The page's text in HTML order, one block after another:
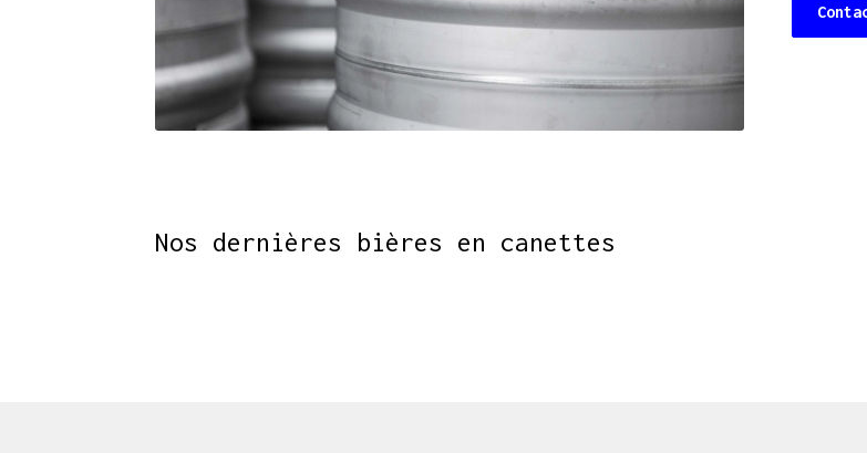
Nos dernières bières en canettes